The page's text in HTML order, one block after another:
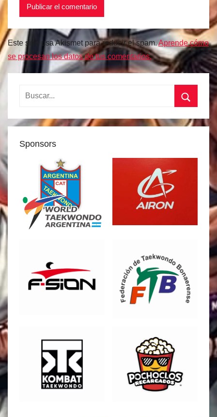
Este sitio usa Akismet para reducir el spam.Aprende cómo
se procesan los datos de tus comentarios.
Buscar:
Sponsors